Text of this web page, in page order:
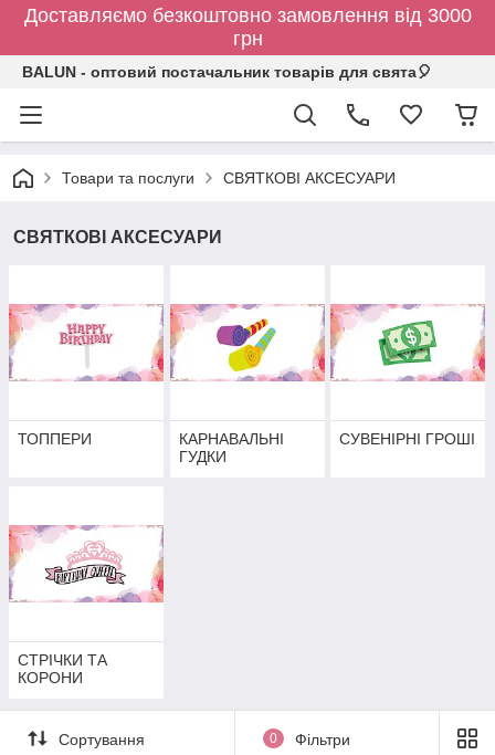
Доставляємо безкоштовно замовлення від 3000
грн
BALUN - оптовий постачальник товарів для свята🎈
Товари та послуги СВЯТКОВІ АКСЕСУАРИ
СВЯТКОВІ АКСЕСУАРИ
ТОППЕРИ
КАРНАВАЛЬНІ
ГУДКИ
СУВЕНІРНІ ГРОШІ
СТРІЧКИ ТА
КОРОНИ
Сортування 0 Фільтри